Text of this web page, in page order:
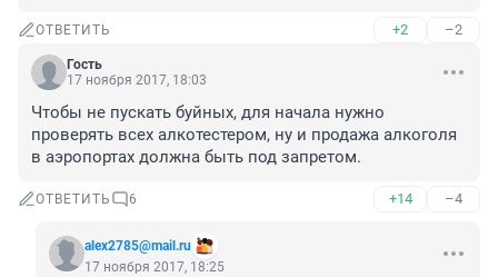
ОТВЕТИТЬ +2 –2
Гость
17 ноября 2017, 18:03
Чтобы не пускать буйных, для начала нужно
проверять всех алкотестером, ну и продажа алкоголя
в аэропортах должна быть под запретом.
ОТВЕТИТЬ 6 +14 –4
alex2785@mail.ru
17 ноября 2017, 18:25